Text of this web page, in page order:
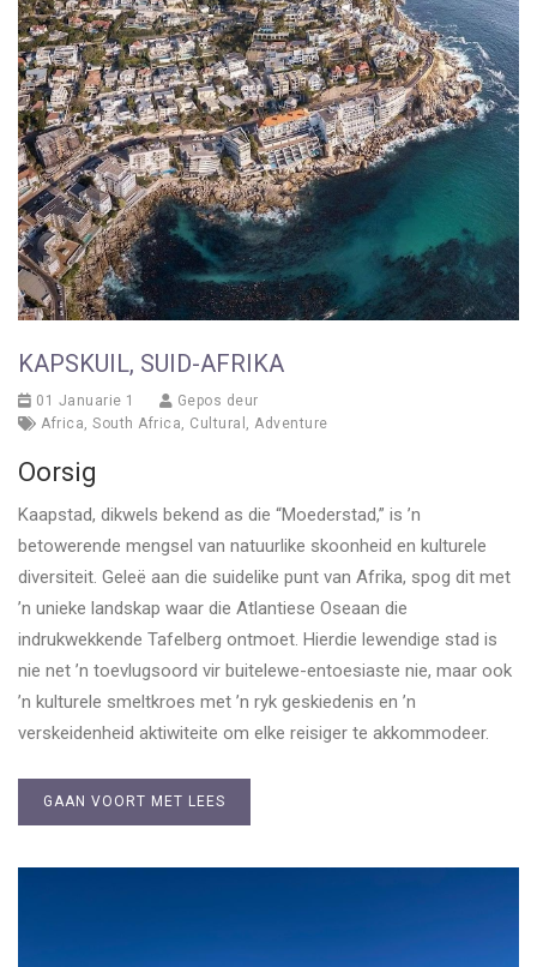
KAPSKUIL, SUID-AFRIKA
01 Januarie 1
Gepos deur
Africa South Africa Cultural Adventure
Oorsig
Kaapstad, dikwels bekend as die “Moederstad,” is ’n
betowerende mengsel van natuurlike skoonheid en kulturele
diversiteit. Geleë aan die suidelike punt van Afrika, spog dit met
’n unieke landskap waar die Atlantiese Oseaan die
indrukwekkende Tafelberg ontmoet. Hierdie lewendige stad is
nie net ’n toevlugsoord vir buitelewe-entoesiaste nie, maar ook
’n kulturele smeltkroes met ’n ryk geskiedenis en ’n
verskeidenheid aktiwiteite om elke reisiger te akkommodeer.
GAAN VOORT MET LEES